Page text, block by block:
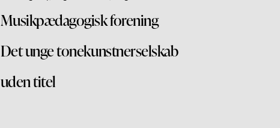
Musikpædagogisk forening
Det unge tonekunstnerselskab
uden titel